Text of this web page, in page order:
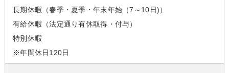
長期休暇（春季・夏季・年末年始（7～10日)）
有給休暇（法定通り有休取得・付与）
特別休暇
※年間休日120日